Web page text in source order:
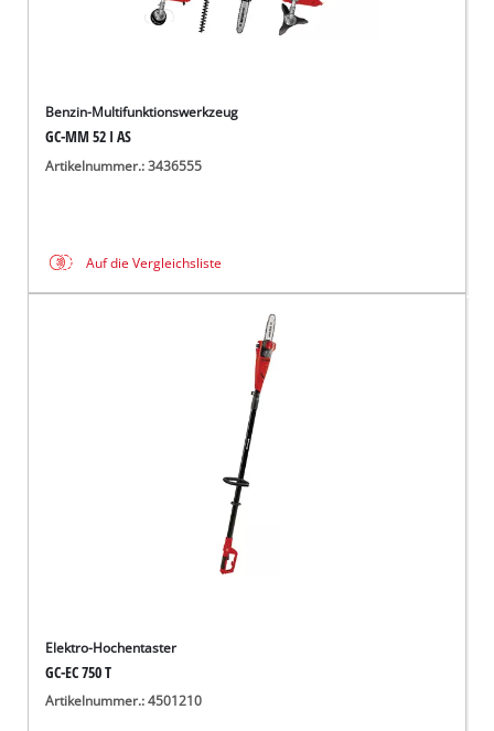
Benzin-Multifunktionswerkzeug
GC-MM 52 I AS
Artikelnummer.: 3436555
Auf die Vergleichsliste
Elektro-Hochentaster
GC-EC 750 T
Artikelnummer.: 4501210